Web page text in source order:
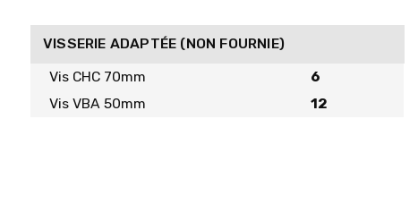
VISSERIE ADAPTÉE (NON FOURNIE)
Vis CHC 70mm
6
Vis VBA 50mm
12